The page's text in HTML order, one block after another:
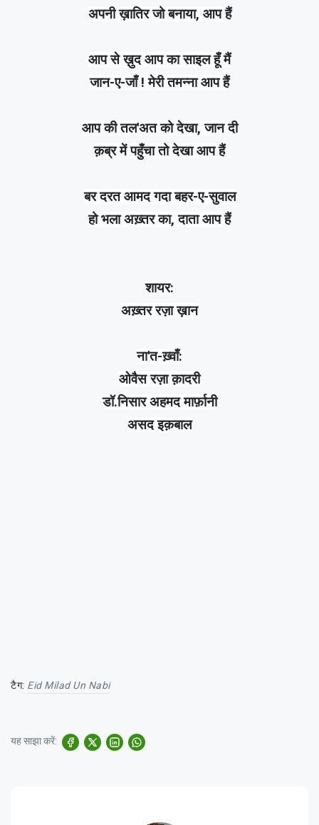
अपनी ख़ातिर जो बनाया, आप हैं
आप से ख़ुद आप का साइल हूँ मैं
जान-ए-जाँ ! मेरी तमन्ना आप हैं
आप की तल'अत को देखा, जान दी
क़ब्र में पहुँचा तो देखा आप हैं
बर दरत आमद गदा बहर-ए-सुवाल
हो भलाअख़्तरका, दाता आप हैं
शायर:
अख़्तर रज़ा ख़ान
ना'त-ख़्वाँ:
ओवैस रज़ा क़ादरी
डॉ.निसार अहमद मार्फ़ानी
असद इक़बाल
टैग: Eid Milad Un Nabi
यह साझा करें: